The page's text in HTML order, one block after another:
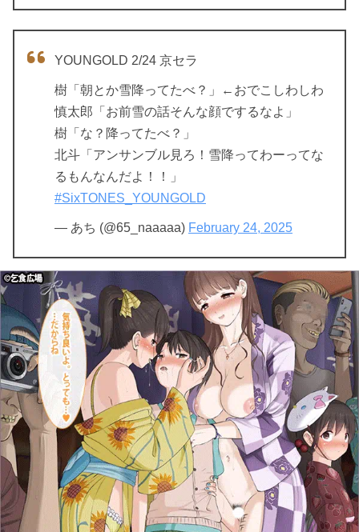
YOUNGOLD 2/24 京セラ
樹「朝とか雪降ってたべ？」←おでこしわしわ
慎太郎「お前雪の話そんな顔でするなよ」
樹「な？降ってたべ？」
北斗「アンサンブル見ろ！雪降ってわーってな
るもんなんだよ！！」
#SixTONES_YOUNGOLD
— あち (@65_naaaaa) February 24, 2025